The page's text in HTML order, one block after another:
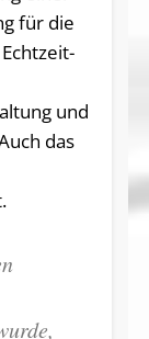
für die
und
das